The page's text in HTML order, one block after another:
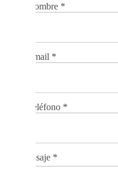
Nombre *
Email *
Teléfono *
Mensaje *